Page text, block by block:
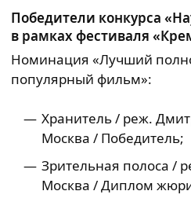
Победители конкурса
в рамках фестиваля
Номинация «Лучший
популярный фильм»:
Хранитель / реж.
Москва / Победитель;
Зрительная полоса /
Москва / Диплом